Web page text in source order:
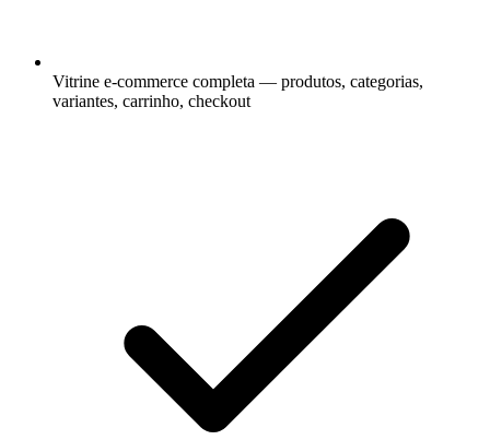
Vitrine e-commerce completa — produtos, categorias,
variantes, carrinho, checkout